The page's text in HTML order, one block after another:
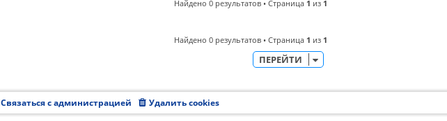
Найдено 0 результатов • Страница 1 из 1
Найдено 0 результатов • Страница 1 из 1
ПЕРЕЙТИ
Удалить cookies
Связаться с администрацией